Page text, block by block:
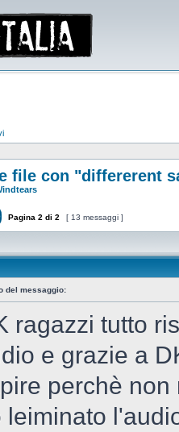
file con "differerent
Rispondi all’argomento
Pagina 2 di 2 [ 13 messaggi ]
del messaggio:
ragazzi tutto
e grazie a
perchè
leiminato